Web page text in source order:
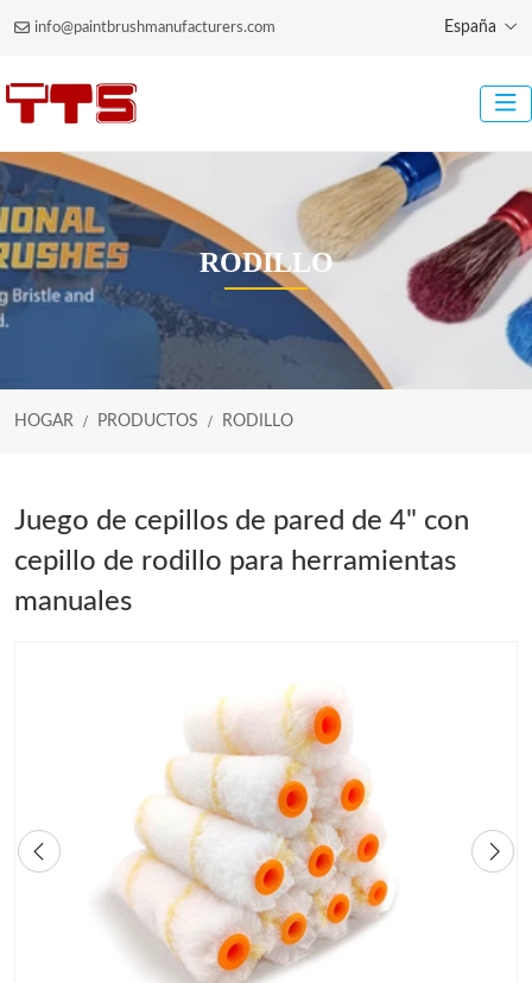
info@paintbrushmanufacturers.com España
RODILLO
HOGAR PRODUCTOS RODILLO
Juego de cepillos de pared de 4" con
cepillo de rodillo para herramientas
manuales